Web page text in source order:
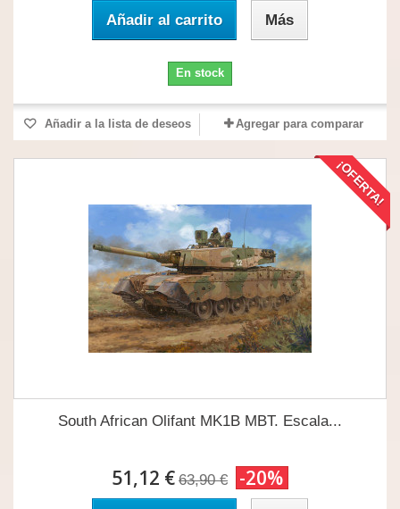
Añadir al carrito Más
En stock
Añadir a la lista de deseos Agregar para comparar
¡OFERTA!
South African Olifant MK1B MBT. Escala...
51,12 € 63,90 € -20%